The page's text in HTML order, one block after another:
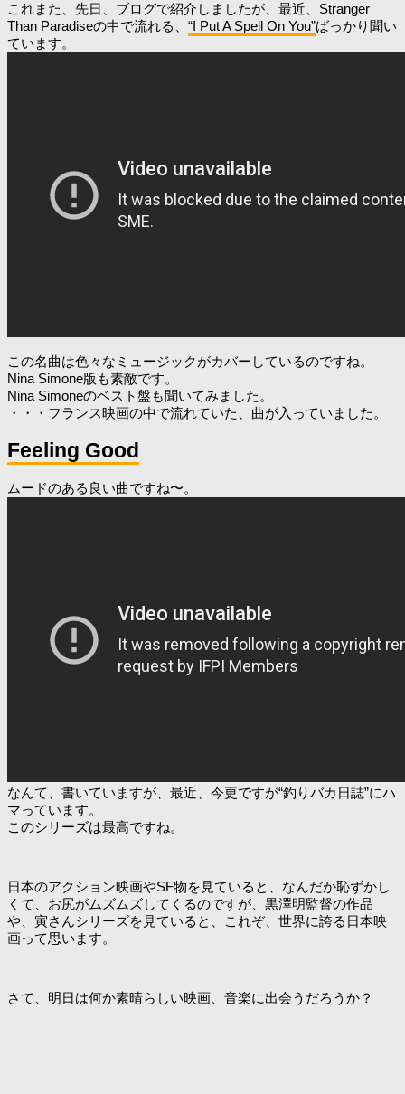
これまた、先日、ブログで紹介しましたが、最近、Stranger
Than Paradiseの中で流れる、 “I Put A Spell On You”ばっかり聞い
ています。
この名曲は色々なミュージックがカバーしているのですね。
Nina Simone版も素敵です。
Nina Simoneのベスト盤も聞いてみました。
・・・フランス映画の中で流れていた、曲が入っていました。
Feeling Good
ムードのある良い曲ですね〜。
なんて、書いていますが、最近、今更ですが“釣りバカ日誌”にハ
マっています。
このシリーズは最高ですね。
日本のアクション映画やSF物を見ていると、なんだか恥ずかし
くて、お尻がムズムズしてくるのですが、黒澤明監督の作品
や、寅さんシリーズを見ていると、これぞ、世界に誇る日本映
画って思います。
さて、明日は何か素晴らしい映画、音楽に出会うだろうか？